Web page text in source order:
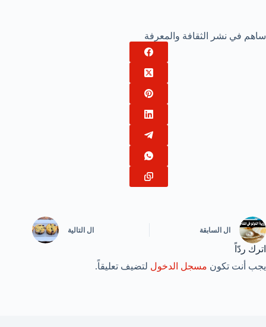
ساهم في نشر الثقافة والمعرفة
ال السابقة ال التالية
اترك ردّاً
يجب أنت تكون مسجل الدخول لتضيف تعليقاً.